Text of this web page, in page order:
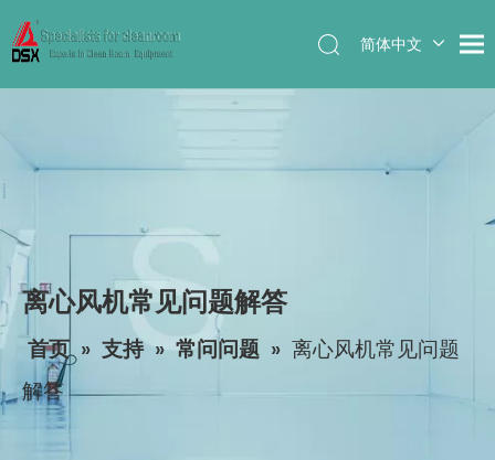
简体中文
离心风机常见问题解答
首页 » 支持 »常问问题 » 离心风机常见问题
解答